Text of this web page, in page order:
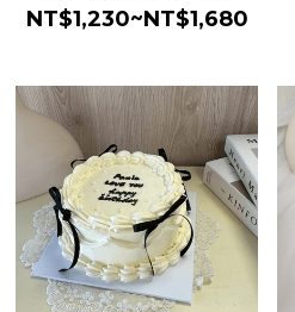
NT$1,230~NT$1,680